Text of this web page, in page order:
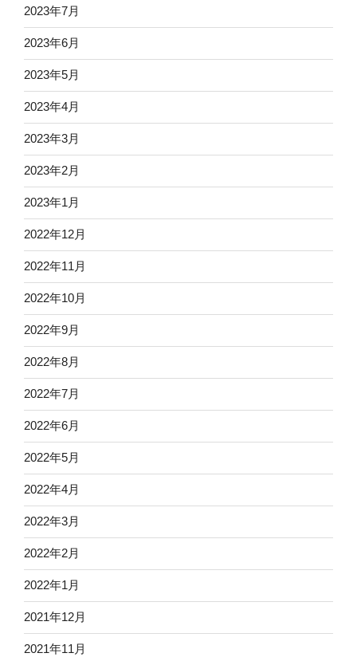
2023年7月
2023年6月
2023年5月
2023年4月
2023年3月
2023年2月
2023年1月
2022年12月
2022年11月
2022年10月
2022年9月
2022年8月
2022年7月
2022年6月
2022年5月
2022年4月
2022年3月
2022年2月
2022年1月
2021年12月
2021年11月